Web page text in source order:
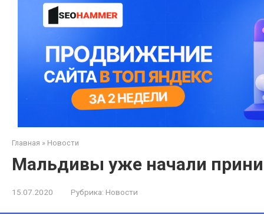
Главная » Новости
Мальдивы уже начали
15.07.2020 Рубрика: Новости